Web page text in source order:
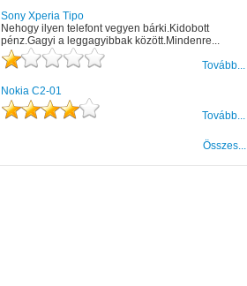
Sony Xperia Tipo
Nehogy ilyen telefont vegyen bárki.Kidobott
pénz.Gagyi a leggagyibbak között.Mindenre...
Tovább...
Nokia C2-01
Tovább...
Összes...